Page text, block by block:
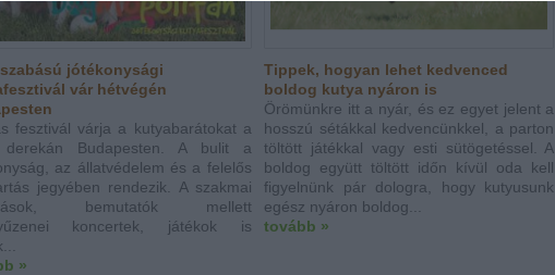
jótékonysági
vár hétvégén
fesztivál várja a kutyabarátokat a
derekán Budapesten. A bulit a
az állatvédelem és a felelős
jegyében rendezik. A szakmai
bemutatók mellett
koncertek, játékok is
»
Tippek, hogyan lehet kedvenced
boldog kutya nyáron is
Örömünkre itt a nyár, és ez egyet jelent a
hosszú sétákkal kedvencünkkel, a parton
töltött játékkal vagy esti sütögetéssel. A
boldog együtt töltött időn kívül oda kell
figyelnünk pár dologra, hogy kutyusunk
egész nyáron boldog...
tovább »